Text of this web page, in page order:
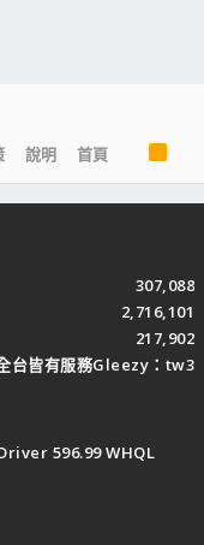
說明 首頁
R
S
S
307,088
2,716,101
217,902
台皆有服務Gleezy：tw3
596.99 WHQL